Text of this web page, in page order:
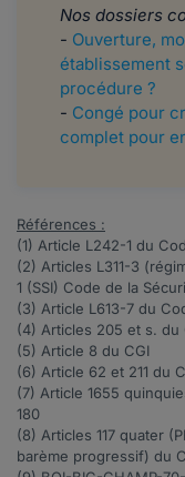
Nos dossiers
- Ouverture,
établissement
procédure ?
- Congé pour
complet pour
Références :
(1) Article L242-1 du
(2) Articles L311-3
1 (SSI) Code de la
(3) Article L613-7 du
(4) Articles 205 et s. du
(5) Article 8 du CGI
(6) Article 62 et 211 du
(7) Article 1655
180
(8) Articles 117 quater
barème progressif) du